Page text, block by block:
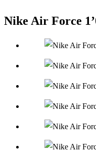
Nike Air Force